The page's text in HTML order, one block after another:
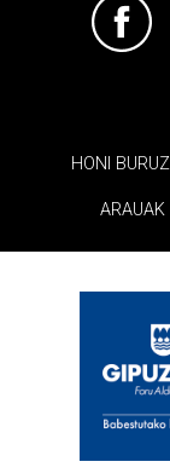
HONI BURUZ
ARAUAK